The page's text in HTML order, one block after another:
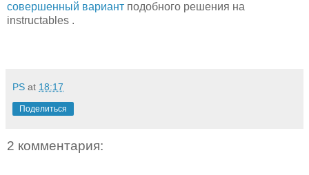
совершенный вариант подобного решения на
instructables .
PS at 18:17
Поделиться
2 комментария: